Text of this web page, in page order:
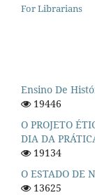
For Librarians
Ensino De
19446
O PROJETO
DIA DA
19134
O ESTADO DE
13625